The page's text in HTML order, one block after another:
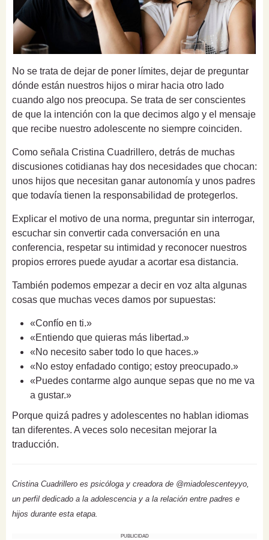
No se trata de dejar de poner límites, dejar de preguntar
dónde están nuestros hijos o mirar hacia otro lado
cuando algo nos preocupa. Se trata de ser conscientes
de que la intención con la que decimos algo y el mensaje
que recibe nuestro adolescente no siempre coinciden.
Como señala Cristina Cuadrillero, detrás de muchas
discusiones cotidianas hay dos necesidades que chocan:
unos hijos que necesitan ganar autonomía y unos padres
que todavía tienen la responsabilidad de protegerlos.
Explicar el motivo de una norma, preguntar sin interrogar,
escuchar sin convertir cada conversación en una
conferencia, respetar su intimidad y reconocer nuestros
propios errores puede ayudar a acortar esa distancia.
También podemos empezar a decir en voz alta algunas
cosas que muchas veces damos por supuestas:
«Confío en ti.»
«Entiendo que quieras más libertad.»
«No necesito saber todo lo que haces.»
«No estoy enfadado contigo; estoy preocupado.»
«Puedes contarme algo aunque sepas que no me va
a gustar.»
Porque quizá padres y adolescentes no hablan idiomas
tan diferentes. A veces solo necesitan mejorar la
traducción.
Cristina Cuadrillero es psicóloga y creadora de @miadolescenteyyo,
un perfil dedicado a la adolescencia y a la relación entre padres e
hijos durante esta etapa.
PUBLICIDAD